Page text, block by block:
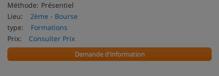
Méthode: Présentiel
Lieu:
2ème - Bourse
type:
Formations
Prix:
Consulter Prix
Demande d'information